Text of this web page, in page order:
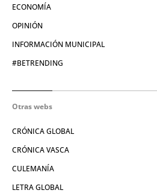
ECONOMÍA
OPINIÓN
INFORMACIÓN MUNICIPAL
#BETRENDING
Otras webs
CRÓNICA GLOBAL
CRÓNICA VASCA
CULEMANÍA
LETRA GLOBAL